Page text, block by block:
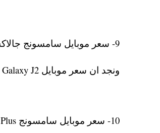
9- سعر موبايل سامسونج جالاكسي جي 2 الجديد في مصر
ونجد ان سعر موبايل Galaxy J2 وصل الي 1250 جنيه بالضمان.
10- سعر موبايل سامسونج Galaxy Grand Neo Plus حوالي 1200 جنيه بالضمان في سنة 2016